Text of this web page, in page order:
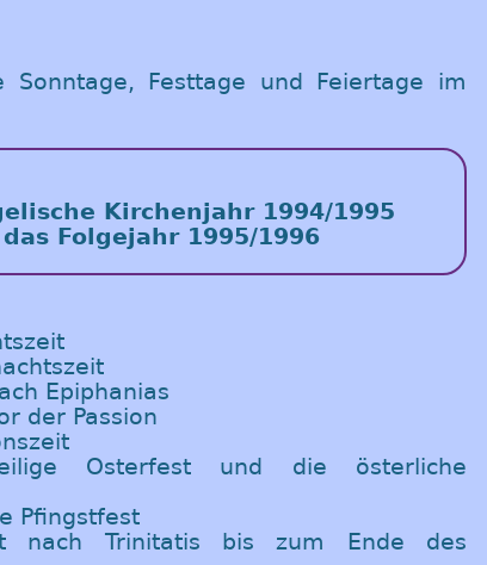
Sonntage, Festtage und Feiertage im
Kirchenjahr 1994/1995
Folgejahr 1995/1996
Epiphanias
der Passion
Osterfest und die österliche
Pfingstfest
nach Trinitatis bis zum Ende des